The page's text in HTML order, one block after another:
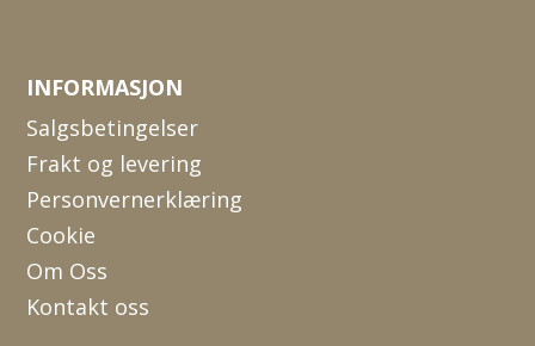
INFORMASJON
Salgsbetingelser
Frakt og levering
Personvernerklæring
Cookie
Om Oss
Kontakt oss